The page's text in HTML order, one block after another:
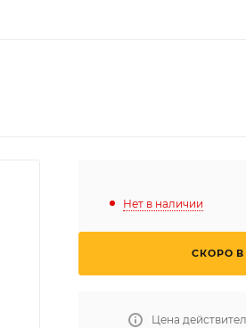
Нет в наличии
СКОРО
Цена